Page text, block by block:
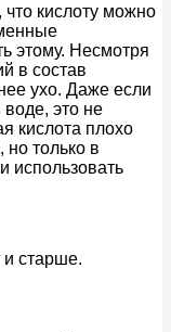
кислоту можно
этому. Несмотря
в состав
ухо. Даже если
это не
кислота плохо
только в
использовать
и старше.